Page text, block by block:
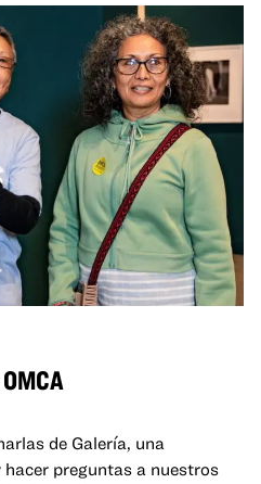
de Galería, una
preguntas a nuestros